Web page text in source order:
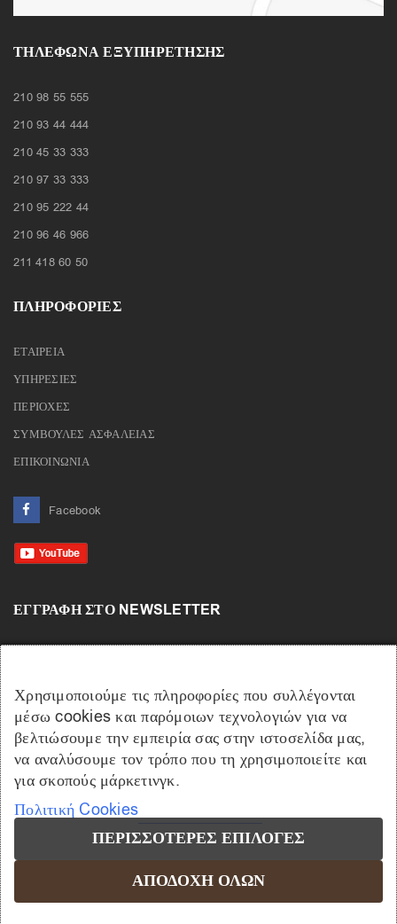
ΤΗΛΈΦΩΝΑ ΕΞΥΠΗΡΈΤΗΣΗΣ
210 98 55 555
210 93 44 444
210 45 33 333
210 97 33 333
210 95 222 44
210 96 46 966
211 418 60 50
ΠΛΗΡΟΦΟΡΙΕΣ
ΕΤΑΙΡΕΙΑ
ΥΠΗΡΕΣΙΕΣ
ΠΕΡΙΟΧΕΣ
ΣΥΜΒΟΥΛΕΣ ΑΣΦΑΛΕΙΑΣ
ΕΠΙΚΟΙΝΩΝΙΑ
Facebook
ΕΓΓΡΑΦΉ ΣΤΟ NEWSLETTER
Copyright © 2021 - 2026 CMSAFE - Κλειδαράς Μιχάλης – Powered
byVrisko.gr
Χρησιμοποιούμε τις πληροφορίες που συλλέγονται
μέσω cookies και παρόμοιων τεχνολογιών για να
βελτιώσουμε την εμπειρία σας στην ιστοσελίδα μας,
να αναλύσουμε τον τρόπο που τη χρησιμοποιείτε και
για σκοπούς μάρκετινγκ.
Πολιτική Cookies
ΠΕΡΙΣΣΌΤΕΡΕΣ ΕΠΙΛΟΓΈΣ
ΑΠΟΔΟΧΉ ΌΛΩΝ